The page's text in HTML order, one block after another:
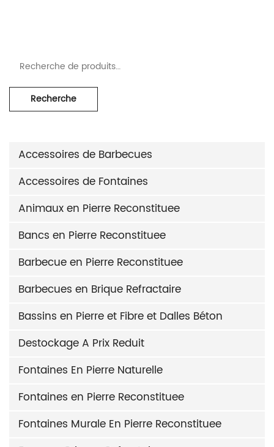
Recherche
Accessoires de Barbecues
Accessoires de Fontaines
Animaux en Pierre Reconstituee
Bancs en Pierre Reconstituee
Barbecue en Pierre Reconstituee
Barbecues en Brique Refractaire
Bassins en Pierre et Fibre et Dalles Béton
Destockage A Prix Reduit
Fontaines En Pierre Naturelle
Fontaines en Pierre Reconstituee
Fontaines Murale En Pierre Reconstituee